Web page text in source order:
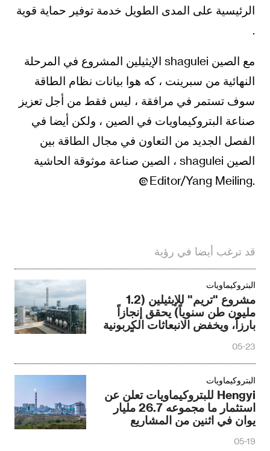
الرئيسية على المدى الطويل خدمة توفير حماية قوية
.
مع الصين shagulei الإيثيلين المشروع في المرحلة
النهائية من سبرينت ، كه هوا بيانات نظام الطاقة
سوف تستمر في مرافقة ، ليس فقط من أجل تعزيز
صناعة البتروكيماويات في الصين ، ولكن أيضا في
الفصل الجديد من التعاون في مجال الطاقة بين
الصين shagulei ، الصين صناعة موثوقة الحاشية
.Editor/Yang Meiling
قد ترغب أيضا في رؤية
البتروكيماويات
مشروع "تريم" للإيثيلين (1.2
مليون طن سنوياً) يحقق إنجازاً
بارزاً، ويخفض الانبعاثات الكربونية
05-23
البتروكيماويات
Hengyi للبتروكيماويات تعلن عن
استثمار ما مجموعه 26.7 مليار
يوان في اثنين من المشاريع
05-19